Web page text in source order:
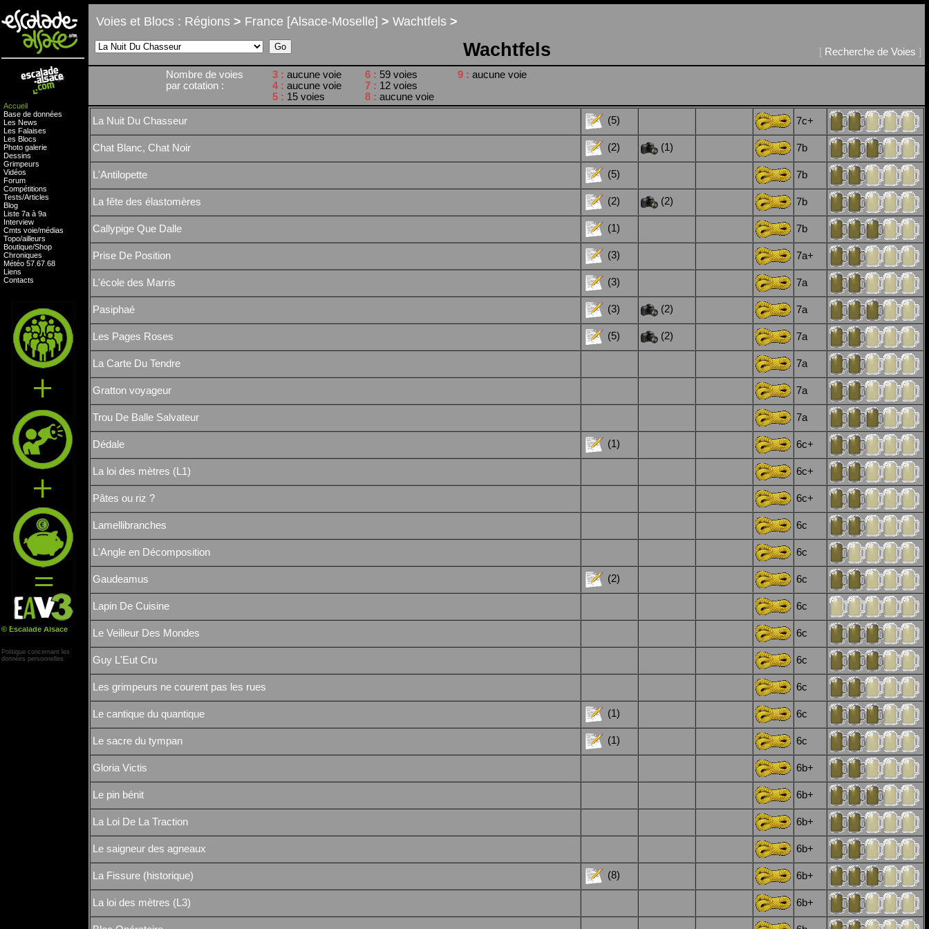
Accueil
Base de données
Les News
Les Falaises
Les Blocs
Photo galerie
Dessins
Grimpeurs
Vidéos
Forum
Compétitions
Tests/Articles
Blog
Liste 7a à 9a
Interview
Cmts voie/médias
Topo/ailleurs
Boutique/Shop
Chroniques
Météo 57 67 68
Liens
Contacts
© Escalade Alsace
Politique concernant les
données personnelles
Voies et Blocs : Régions > France [Alsace-Moselle] > Wachtfels >
Wachtfels [ Recherche de Voies ]
Nombre de voies
par cotation :
3 : aucune voie
4 : aucune voie
5 : 15 voies
6 : 59 voies
7 : 12 voies
8 : aucune voie
9 : aucune voie
La Nuit Du Chasseur (5) 7c+
Chat Blanc, Chat Noir (2) (1) 7b
L'Antilopette (5) 7b
La fête des élastomères (2) (2) 7b
Callypige Que Dalle (1) 7b
Prise De Position (3) 7a+
L'école des Marris (3) 7a
Pasiphaé (3) (2) 7a
Les Pages Roses (5) (2) 7a
La Carte Du Tendre 7a
Gratton voyageur 7a
Trou De Balle Salvateur 7a
Dédale (1) 6c+
La loi des mètres (L1) 6c+
Pâtes ou riz ? 6c+
Lamellibranches 6c
L'Angle en Décomposition 6c
Gaudeamus (2) 6c
Lapin De Cuisine 6c
Le Veilleur Des Mondes 6c
Guy L'Eut Cru 6c
Les grimpeurs ne courent pas les rues 6c
Le cantique du quantique (1) 6c
Le sacre du tympan (1) 6c
Gloria Victis 6b+
Le pin bénit 6b+
La Loi De La Traction 6b+
Le saigneur des agneaux 6b+
La Fissure (historique) (8) 6b+
La loi des mètres (L3) 6b+